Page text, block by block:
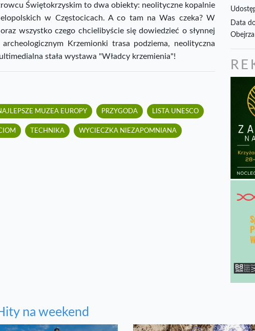
Świętokrzyskim to dwa obiekty: neolityczne kopalnie
w Częstocicach. A co tam na Was czeka? W
wszystko czego chcielibyście się dowiedzieć o słynnej
Krzemionki trasa podziema, neolityczna
stała wystawa "Władcy krzemienia"!
MUZEA EUROPY PRZYGODA LISTA UNESCO
TECHNIKA WYCIECZKA NIEZAPOMNIANA
Data
na weekend